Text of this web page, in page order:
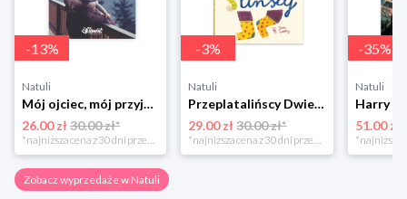
-13%
Natuli
Mój ojciec, mój przyjaciel Element
26.00 zł30.00 zł*
*najniższa cena z 30 dni przed obniżką
-3%
Natuli
Przeplatalińscy Dwie siostry
29.00 zł 30.00 zł*
*najniższa cena z 30 dni przed obniżką
-35%
Natuli
51.00 zł
Zobacz wyprzedaże w Natuli